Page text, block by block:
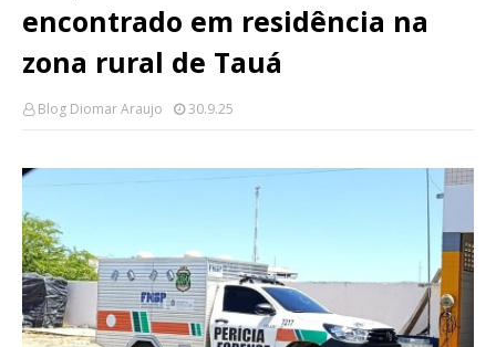
encontrado em residência na
zona rural de Tauá
Blog Diomar Araujo 30.9.25